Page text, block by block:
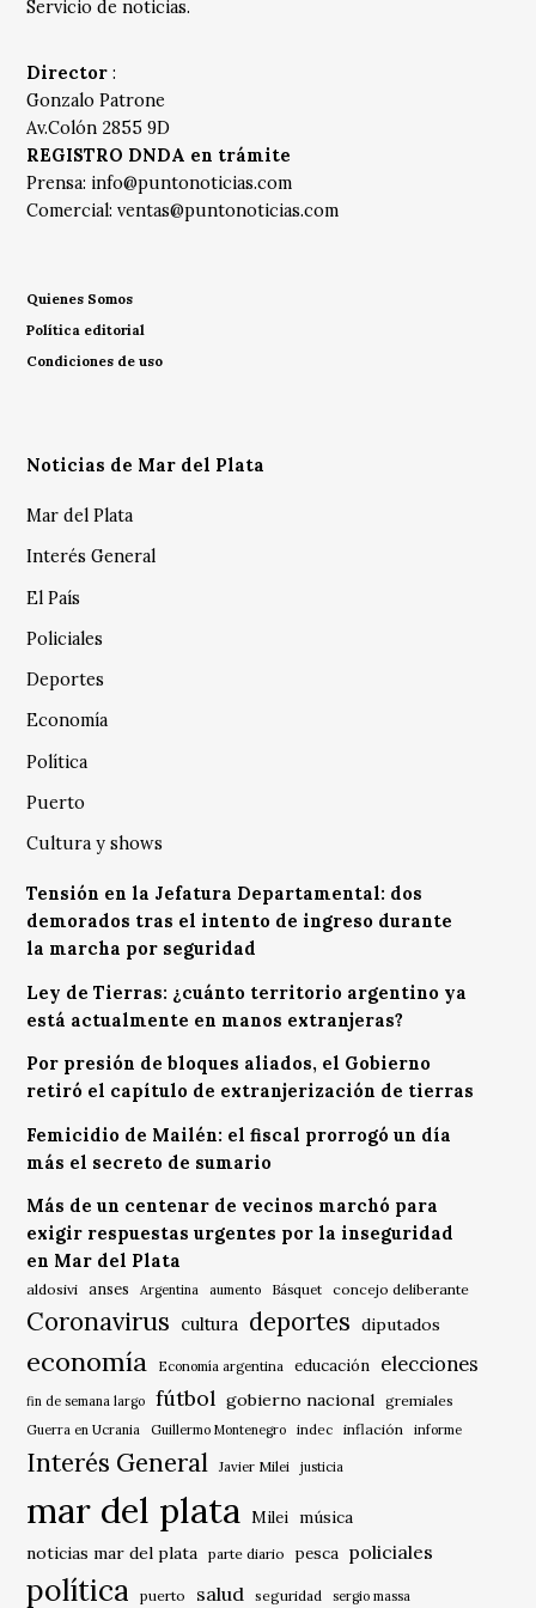
Servicio de noticias.
Director :
Gonzalo Patrone
Av.Colón 2855 9D
REGISTRO DNDA en trámite
Prensa: info@puntonoticias.com
Comercial:ventas@puntonoticias.com
Quienes Somos
Política editorial
Condiciones de uso
Noticias de Mar del Plata
Mar del Plata
Interés General
El País
Policiales
Deportes
Economía
Política
Puerto
Cultura y shows
Tensión en la Jefatura Departamental: dos
demorados tras el intento de ingreso durante
la marcha por seguridad
Ley de Tierras: ¿cuánto territorio argentino ya
está actualmente en manos extranjeras?
Por presión de bloques aliados, el Gobierno
retiró el capítulo de extranjerización de tierras
Femicidio de Mailén: el fiscal prorrogó un día
más el secreto de sumario
Más de un centenar de vecinos marchó para
exigir respuestas urgentes por la inseguridad
en Mar del Plata
aldosivi anses Argentina aumento Básquet concejo deliberante
Coronavirus cultura deportes diputados
economía Economía argentina educación elecciones
fin de semana largo fútbol gobierno nacional gremiales
Guerra en Ucrania Guillermo Montenegro indec inflación informe
Interés General Javier Milei justicia
mar del plata Milei música
noticias mar del plata
parte diario pesca policiales
política puerto salud seguridad sergio massa